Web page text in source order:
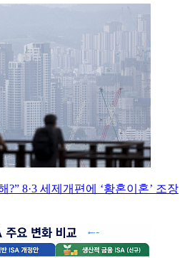
?” 8·3 세제개편에 ‘황혼이혼’ 조장